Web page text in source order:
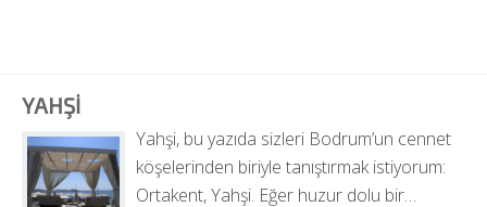
YAHŞI
Yahşi, bu yazıda sizleri Bodrum’un cennet
köşelerinden biriyle tanıştırmak istiyorum:
Ortakent, Yahşi. Eğer huzur dolu bir…